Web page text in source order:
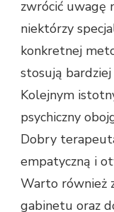
zwrócić uwagę
niektórzy
konkretnej
stosują
Kolejnym
psychiczny
Dobry
empatyczną i
Warto również
gabinetu oraz